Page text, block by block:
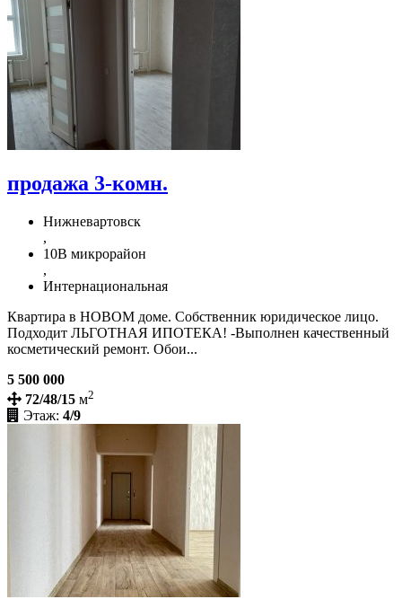
продажа 3-комн.
Нижневартовск
,
10В микрорайон
,
Интернациональная
Квартира в НОВОМ доме. Собственник юридическое лицо.
Подходит ЛЬГОТНАЯ ИПОТЕКА! -Выполнен качественный
косметический ремонт. Обои...
5 500 000
72/48/15 м2
Этаж: 4/9